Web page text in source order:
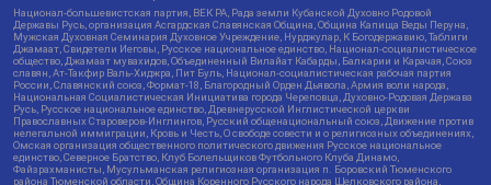
Национал-большевистская партия, ВЕК РА, Рада земли Кубанской Духовно Родовой
Державы Русь, организация Асгардская Славянская Община, Община Капища Веды Перуна,
Мужская Духовная Семинария Духовное Учреждение, Нурджулар, К Богодержавию, Таблиги
Джамаат, Свидетели Иеговы, Русское национальное единство, Национал-социалистическое
общество, Джамаат мувахидов, Объединенный Вилайат Кабарды, Балкарии и Карачая, Союз
славян, Ат-Такфир Валь-Хиджра, Пит Буль, Национал-социалистическая рабочая партия
России, Славянский союз, Формат-18, Благородный Орден Дьявола, Армия воли народа,
Национальная Социалистическая Инициатива города Череповца, Духовно-Родовая Держава
Русь, Русское национальное единство, Древнерусской Инглистической церкви
Православных Староверов-Инглингов, Русский общенациональный союз, Движение против
нелегальной иммиграции, Кровь и Честь, О свободе совести и о религиозных объединениях,
Омская организация общественного политического движения Русское национальное
единство, Северное Братство, Клуб Болельщиков Футбольного Клуба Динамо,
Файзрахманисты, Мусульманская религиозная организация п. Боровский Тюменского
района Тюменской области, Община Коренного Русского народа Щелковского района,